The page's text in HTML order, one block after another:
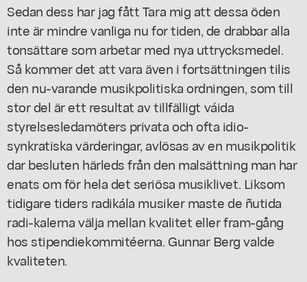
Sedan dess har jag fått Tara mig att dessa öden
inte är mindre vanliga nu for tiden, de drabbar alla
tonsättare som arbetar med nya uttrycksmedel.
Så kommer det att vara även i fortsättningen tilis
den nu-varande musikpolitiska ordningen, som till
stor del är ett resultat av tillfälligt váida
styrelsesledamöters privata och ofta idio-
synkratiska värderingar, avlösas av en musikpolitik
dar besluten härleds från den malsättning man har
enats om för hela det seriösa musiklivet. Liksom
tidigare tiders radikála musiker maste de ñutida
radi-kalerna välja mellan kvalitet eller fram-gång
hos stipendiekommitéerna. Gunnar Berg valde
kvaliteten.